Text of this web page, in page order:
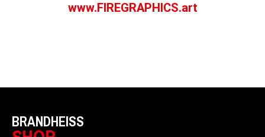
www.FIREGRAPHICS.art
BRANDHEISS